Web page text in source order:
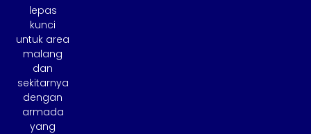
lepas
kunci
untuk area
malang
dan
sekitarnya
dengan
armada
yang